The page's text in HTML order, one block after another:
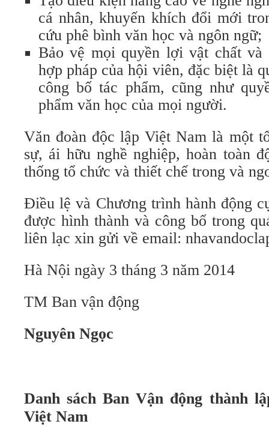
cá nhân, khuyến khích đổi mới
cứu phê bình văn học và ngôn ngữ;
Bảo vệ mọi quyền lợi vật chất và
hợp pháp của hội viên, đặc biệt là
công bố tác phẩm, cũng như
phẩm văn học của mọi người.
Văn đoàn độc lập Việt Nam là một
sự, ái hữu nghề nghiệp, hoàn toàn
thống tổ chức và thiết chế trong và
Điều lệ và Chương trình hành động
được hình thành và công bố trong
liên lạc xin gửi về email:
Hà Nội ngày 3 tháng 3 năm 2014
TM Ban vận động
Nguyên Ngọc
Danh sách Ban Vận động thành
Việt Nam